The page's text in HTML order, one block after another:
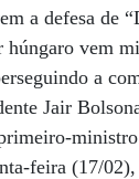
a defesa de
húngaro vem
a
Jair
feira (17/